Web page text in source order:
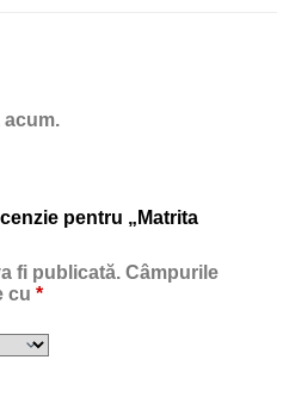
acum.
pentru „Matrita
fi publicată. Câmpurile
cu *